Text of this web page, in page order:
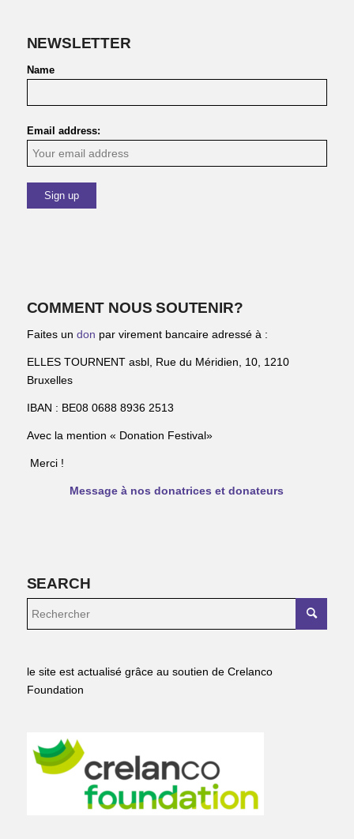
NEWSLETTER
Name
Email address:
COMMENT NOUS SOUTENIR?
Faites un don par virement bancaire adressé à :
ELLES TOURNENT asbl, Rue du Méridien, 10, 1210
Bruxelles
IBAN : BE08 0688 8936 2513
Avec la mention « Donation Festival»
Merci !
Message à nos donatrices et donateurs
SEARCH
le site est actualisé grâce au soutien de Crelanco
Foundation